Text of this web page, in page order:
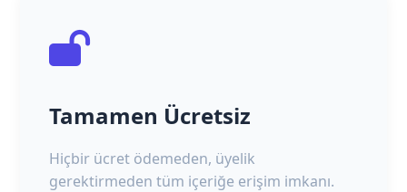
Tamamen Ücretsiz
Hiçbir ücret ödemeden, üyelik
gerektirmeden tüm içeriğe erişim imkanı.